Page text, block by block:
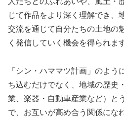
じて作品をより深く理解でき、
交流を通じて自分たちの土地の
く発信していく機会を得られま
「シン・ハママツ計画」のよ
ち込むだけでなく、地域の歴史
業、楽器・自動車産業など）と
で、お互いが高め合う関係にな